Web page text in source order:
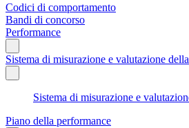
Codici di comportamento
Bandi di concorso
Performance
Sistema di misurazione e valutazione
Sistema di misurazione e
Piano della performance